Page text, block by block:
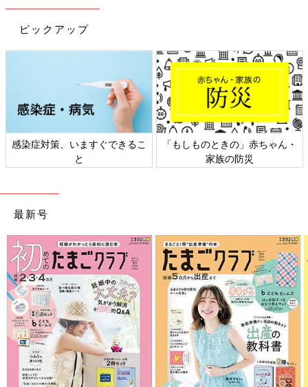
出典：Instagramアカウント「erimama.93」
ERImamaさんは、たっぷりとしたシルエットのスウェットを購
入。スウェットの色味と合わせて、全身黒でまとめたコーデがク
ールでかっこいいですよね♪ ポーズも最高に決まってますっ！着
るだけでサマになるアイテムですね。
GU「これは即ゲットすべし！」「なん
と値下げ商品も！」秋の大人っぽアイテ
GUのアイテムが、これからの時期におすすめ
紹介します。
GUのロンT＆スウェットはどれも可愛らしく、男の子女の子どち
らでも着られるデザインなのも良かったですよね。両アイテムと
も、これからの時期～春先までと長く使えるので何枚持ってても
◎。気になるアイテムがあれば、ぜひチェックしてみてください
ね。
(文・水川ちさ)
●記事内容でご紹介している投稿、リンク先は、削除される場合
があります。あらかじめご了承ください。
●記事の内容は2023年9月の情報で、現在と異なる場合がありま
す。
●記事内の価格はすべて税込み、2023年9月時点のものです。
ピックアップ
感染症対策、いますぐできるこ
と
「もしものときの」赤ちゃん・
家族の防災
最新号